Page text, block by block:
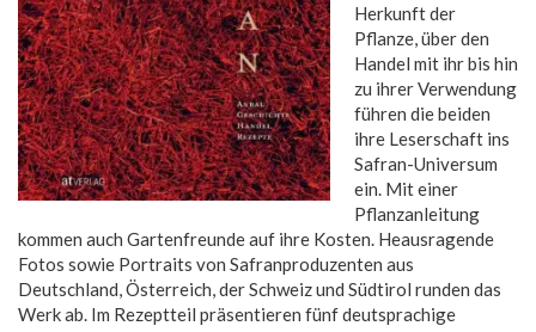
Herkunft der
Pflanze, über den
Handel mit ihr bis hin
zu ihrer Verwendung
führen die beiden
ihre Leserschaft ins
Safran-Universum
ein. Mit einer
Pflanzanleitung
kommen auch Gartenfreunde auf ihre Kosten. Heausragende
Fotos sowie Portraits von Safranproduzenten aus
Deutschland, Österreich, der Schweiz und Südtirol runden das
Werk ab. Im Rezeptteil präsentieren fünf deutsprachige